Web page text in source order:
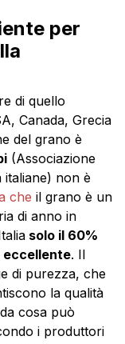
per
di quello
Canada, Grecia
del grano è
(Associazione
italiane) non è
che il grano è un
di anno in
solo il 60%
eccellente. Il
di purezza, che
la qualità
cosa può
i produttori